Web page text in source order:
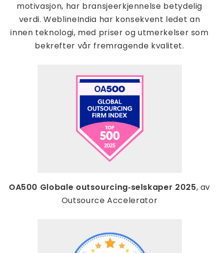
motivasjon, har bransjeerkjennelse betydelig
verdi. WeblineIndia har konsekvent ledet an
innen teknologi, med priser og utmerkelser som
bekrefter vår fremragende kvalitet.
OA500 Globale outsourcing‑selskaper 2025, av
Outsource Accelerator